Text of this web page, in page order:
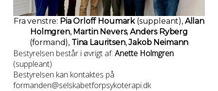
Fra venstre: Pia Orloff Houmark(suppleant), Allan
Holmgren, Martin Nevers,Anders Ryberg
(formand), Tina Lauritsen,Jakob Neimann
Bestyrelsen består i øvrigt af: Anette Holmgren
(suppleant)
Bestyrelsen kan kontaktes på
formanden@selskabetforpsykoterapi.dk